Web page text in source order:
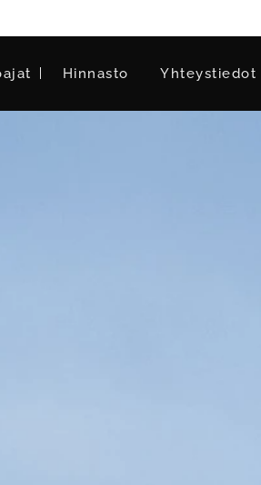
Hinnasto Yhteystiedot